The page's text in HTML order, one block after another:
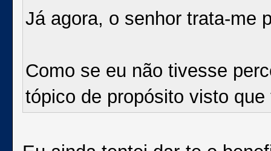
Já agora, o senhor trata-me
Como se eu não tivesse
tópico de propósito visto